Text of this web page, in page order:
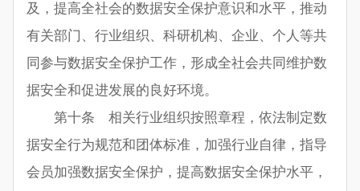
及，提高全社会的数据安全保护意识和水平，推动
有关部门、行业组织、科研机构、企业、个人等共
同参与数据安全保护工作，形成全社会共同维护数
据安全和促进发展的良好环境。
第十条 相关行业组织按照章程，依法制定数
据安全行为规范和团体标准，加强行业自律，指导
会员加强数据安全保护，提高数据安全保护水平，